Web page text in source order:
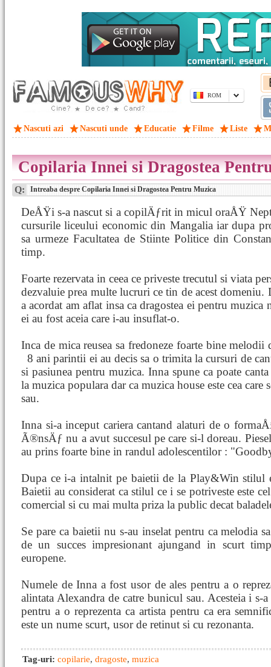
ROM
Nascuti azi Nascuti unde Educatie Filme Liste
Copilaria Innei si Dragostea
Q: Intreaba despre Copilaria Innei si Dragostea Pentru Muzica
DeÅŸi s-a nascut si a copilÄƒrit in micul oraÅŸ
cursurile liceului economic din Mangalia iar dupa
sa urmeze Facultatea de Stiinte Politice din
timp.
Foarte rezervata in ceea ce priveste trecutul si viata
dezvaluie prea multe lucruri ce tin de acest
a acordat am aflat insa ca dragostea ei pentru
ei au fost aceia care i-au insuflat-o.
Inca de mica reusea sa fredoneze foarte bine melodii
8 ani parintii ei au decis sa o trimita la cursuri de
si pasiunea pentru muzica. Inna spune ca poate
la muzica populara dar ca muzica house este cea
sau.
Inna si-a inceput cariera cantand alaturi de o
Ã®nsÄƒ nu a avut succesul pe care si-l doreau.
au prins foarte bine in randul adolescentilor :
Dupa ce i-a intalnit pe baietii de la Play&Win stilul
Baietii au considerat ca stilul ce i se potriveste este
comercial si cu mai multa priza la public decat
Se pare ca baietii nu s-au inselat pentru ca melodia
de un succes impresionant ajungand in scurt
europene.
Numele de Inna a fost usor de ales pentru a o
alintata Alexandra de catre bunicul sau. Acesteia i s-
pentru a o reprezenta ca artista pentru ca era
este un nume scurt, usor de retinut si cu rezonanta.
Tag-uri: copilarie, dragoste, muzica